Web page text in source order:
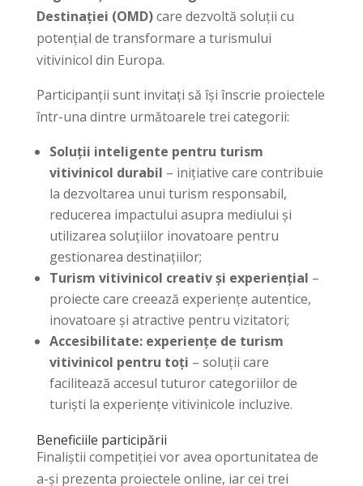
Destinației (OMD)care dezvoltă soluții cu
potențial de transformare a turismului
vitivinicol din Europa.
Participanții sunt invitați să își înscrie proiectele
într-una dintre următoarele trei categorii:
Soluții inteligente pentru turism
vitivinicol durabil – inițiative care contribuie
la dezvoltarea unui turism responsabil,
reducerea impactului asupra mediului și
utilizarea soluțiilor inovatoare pentru
gestionarea destinațiilor;
Turism vitivinicol creativ și experiențial –
proiecte care creează experiențe autentice,
inovatoare și atractive pentru vizitatori;
Accesibilitate: experiențe de turism
vitivinicol pentru toți – soluții care
facilitează accesul tuturor categoriilor de
turiști la experiențe vitivinicole incluzive.
Beneficiile participării
Finaliștii competiției vor avea oportunitatea de
a-și prezenta proiectele online, iar cei trei